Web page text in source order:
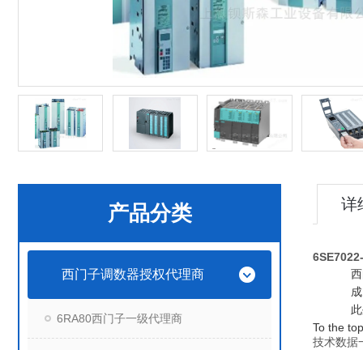
产品分类
西门子调数器授权代理商
6RA80西门子一级代理商
详
To the
技术数据